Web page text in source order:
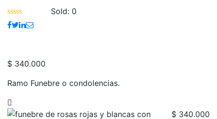
Sold: 0
$ 340.000
Ramo Funebre o condolencias.
$ 340.000